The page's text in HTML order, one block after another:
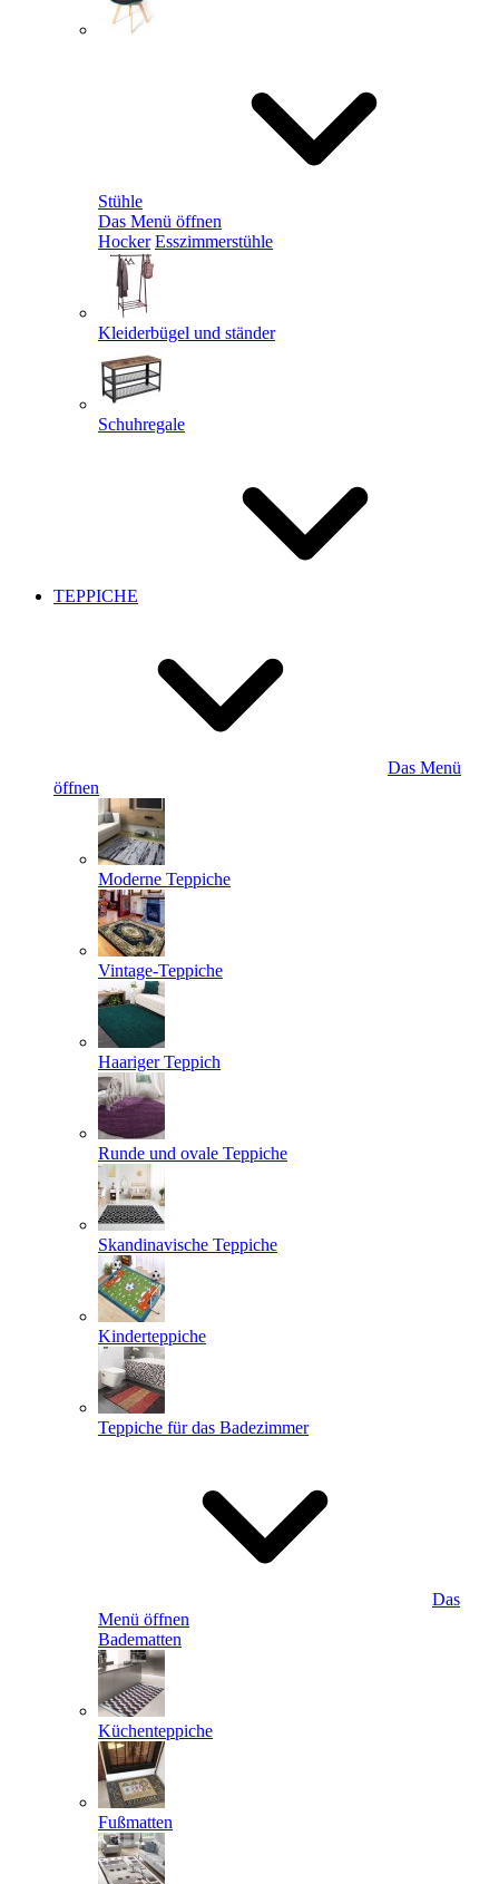
Stühle
Das Menü öffnen
Hocker Esszimmerstühle
Kleiderbügel und ständer
Schuhregale
TEPPICHE
Das Menü
öffnen
Moderne Teppiche
Vintage-Teppiche
Haariger Teppich
Runde und ovale Teppiche
Skandinavische Teppiche
Kinderteppiche
Teppiche für das Badezimmer
Das
Menü öffnen
Badematten
Küchenteppiche
Fußmatten